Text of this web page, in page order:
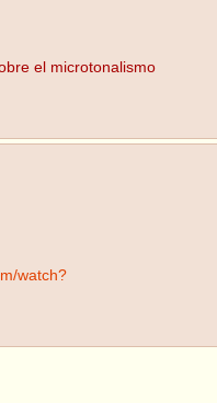
el microtonalismo
watch?